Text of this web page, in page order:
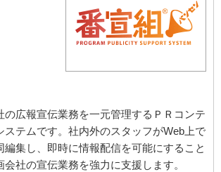
の広報宣伝業務を一元管理するＰＲコンテ
ステムです。社内外のスタッフがWeb上で
編集し、即時に情報配信を可能にすること
社の宣伝業務を強力に支援します。